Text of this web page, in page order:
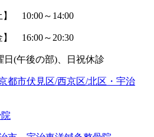
】 10:00～14:00
】 16:00～20:30
(午後の部)、日祝休診
都市伏見区/西京区/北区・宇治